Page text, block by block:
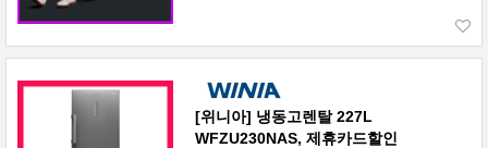
[위니아] 냉동고렌탈 227L
WFZU230NAS, 제휴카드할인